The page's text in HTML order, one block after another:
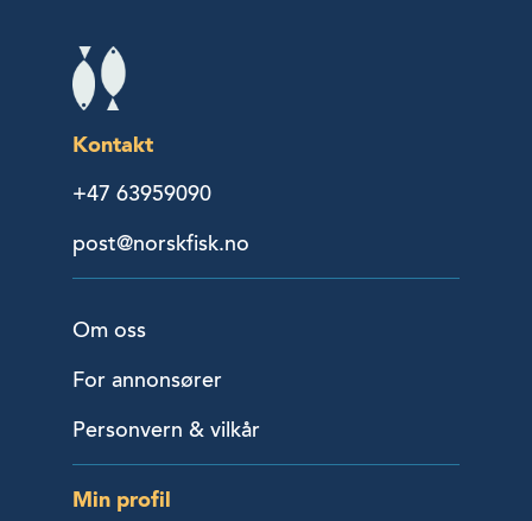
Kontakt
+47 63959090
post@norskfisk.no
Om oss
For annonsører
Personvern & vilkår
Min profil